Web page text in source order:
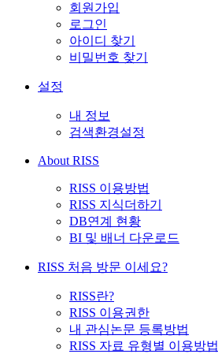
회원가입
로그인
아이디 찾기
비밀번호 찾기
설정
내 정보
검색환경설정
About RISS
RISS 이용방법
RISS 지식더하기
DB연계 현황
BI 및 배너 다운로드
RISS 처음 방문 이세요?
RISS란?
RISS 이용권한
내 관심논문 등록방법
RISS 자료 유형별 이용방법